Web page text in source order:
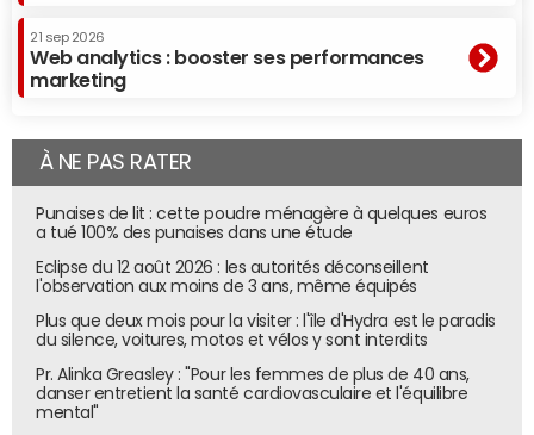
21 sep 2026
Web analytics : booster ses performances
marketing
À NE PAS RATER
Punaises de lit : cette poudre ménagère à quelques euros
a tué 100% des punaises dans une étude
Eclipse du 12 août 2026 : les autorités déconseillent
l'observation aux moins de 3 ans, même équipés
Plus que deux mois pour la visiter : l'île d'Hydra est le paradis
du silence, voitures, motos et vélos y sont interdits
Pr. Alinka Greasley : "Pour les femmes de plus de 40 ans,
danser entretient la santé cardiovasculaire et l'équilibre
mental"